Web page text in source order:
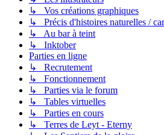
↳ Vos créations graphiques
↳ Précis d'histoires naturelles /
↳ Au bar à teint
↳ Inktober
Parties en ligne
↳ Recrutement
↳ Fonctionnement
↳ Parties via le forum
↳ Tables virtuelles
↳ Parties en cours
↳ Terres de Leyt - Eterny